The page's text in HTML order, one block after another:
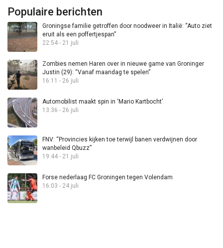
Populaire berichten
Groningse familie getroffen door noodweer in Italië: “Auto ziet
eruit als een poffertjespan”
22:54 - 21 juli
Zombies nemen Haren over in nieuwe game van Groninger
Justin (29): “Vanaf maandag te spelen”
16:11 - 26 juli
Automobilist maakt spin in ‘Mario Kartbocht’
13:36 - 26 juli
FNV: “Provincies kijken toe terwijl banen verdwijnen door
wanbeleid Qbuzz”
19:44 - 21 juli
Forse nederlaag FC Groningen tegen Volendam
16:03 - 24 juli